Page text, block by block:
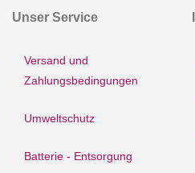
Unser Service
Versand und
Zahlungsbedingungen
Umweltschutz
Batterie - Entsorgung